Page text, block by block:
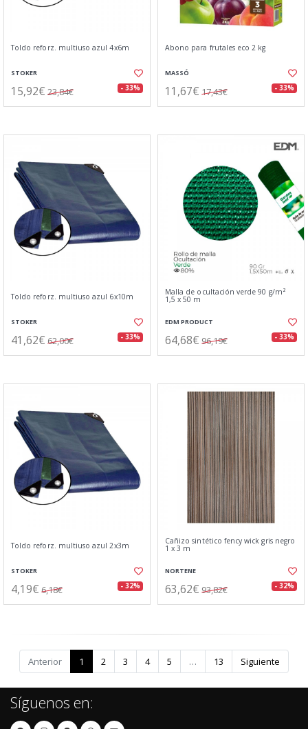
Toldo reforz. multiuso azul 4x6m
STOKER
15,92€ 23,84€ - 33%
Abono para frutales eco 2 kg
MASSÓ
11,67€ 17,43€ - 33%
Toldo reforz. multiuso azul 6x10m
STOKER
41,62€ 62,00€ - 33%
Malla de ocultación verde 90 g/m²
1,5 x 50 m
EDM PRODUCT
64,68€ 96,19€ - 33%
Toldo reforz. multiuso azul 2x3m
STOKER
4,19€ 6,18€ - 32%
Cañizo sintético fency wick gris negro
1 x 3 m
NORTENE
63,62€ 93,82€ - 32%
Anterior 1 2 3 4 5 … 13 Siguiente
Síguenos en: